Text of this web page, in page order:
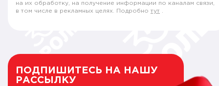
на их обработку, на получение информации по каналам связи,
в том числе в рекламных целях. Подробно тут
ПОДПИШИТЕСЬ НА НАШУ
РАССЫЛКУ